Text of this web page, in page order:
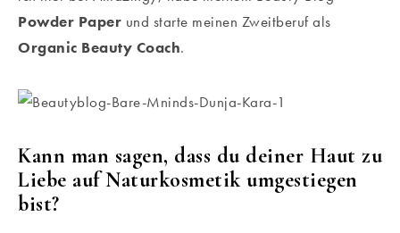
Powder Paper und starte meinen Zweitberuf als
Organic Beauty Coach.
Kann man sagen, dass du deiner Haut zu
Liebe auf Naturkosmetik umgestiegen
bist?